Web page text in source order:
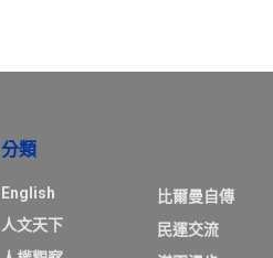
分類
English
人文天下
比爾曼自傳
民運交流